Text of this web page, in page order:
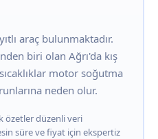
araç bulunmaktadır.
biri olan Ağrı'da kış
motor soğutma
neden olur.
özetler düzenli veri
süre ve fiyat için ekspertiz